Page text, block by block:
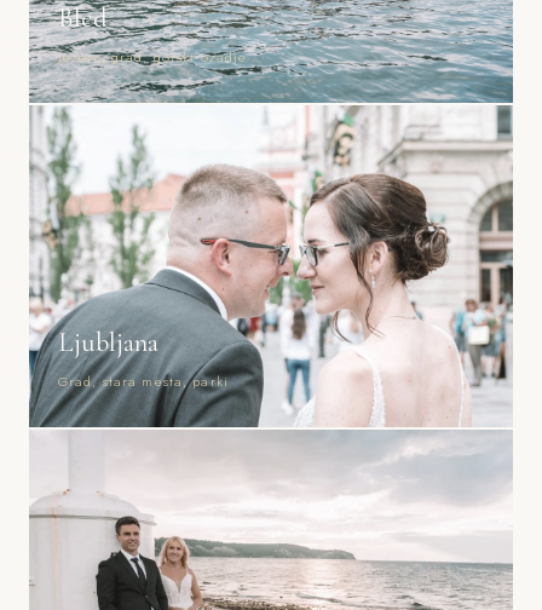
Bled
Jezero, grad, gorski ozadje
Ljubljana
Grad, stara mesta, parki